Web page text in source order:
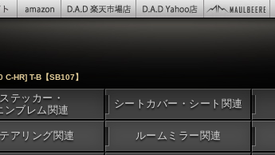
ステッカー・
ンブレム関連
シートカバー・シート関連
アリング関連 ルームミラー関連
HR] T-B【SB107】